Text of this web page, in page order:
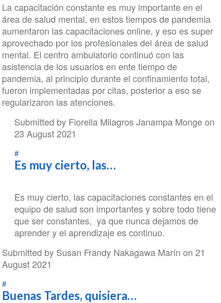
La capacitación constante es muy importante en el
área de salud mental, en estos tiempos de pandemia
aumentaron las capacitaciones online, y eso es super
aprovechado por los profesionales del área de salud
mental. El centro ambulatorio continuó con las
asistencia de los usuarios en ente tiempo de
pandemia, al principio durante el confinamiento total,
fueron implementadas por citas, posterior a eso se
regularizaron las atenciones.
Submitted by Fiorella Milagros Janampa Mongeon
23 August 2021
In
reply
capacitación
constante
es…
by
Shirley
Patricia
Vera
#
Es muy cierto, las…
Es muy cierto, las capacitaciones constantes en el
equipo de salud son importantes y sobre todo tiene
que ser constantes, ya que nunca dejamos de
aprender y el aprendizaje es continuo.
Submitted by Susan Frandy Nakagawa Marín on 21
August 2021
#
Buenas Tardes, quisiera…